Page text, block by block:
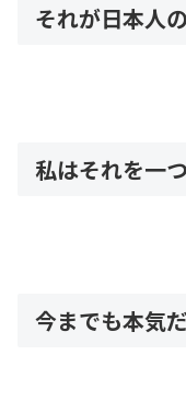
それが日本人
私はそれを一
今までも本気だ